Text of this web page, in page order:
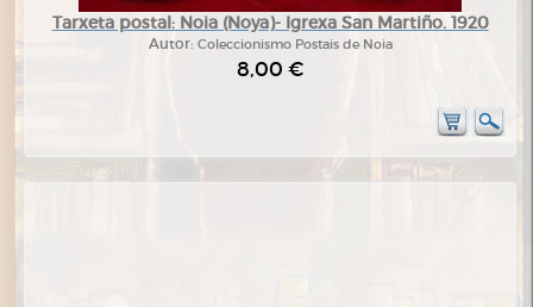
Tarxeta postal: Noia (Noya)- Igrexa San Martiño. 1920
Autor: Coleccionismo Postais de Noia
8,00 €